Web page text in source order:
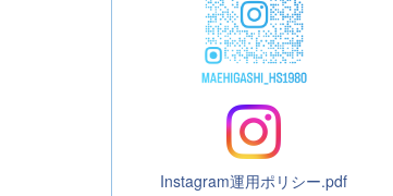
Instagram運用ポリシー.pdf